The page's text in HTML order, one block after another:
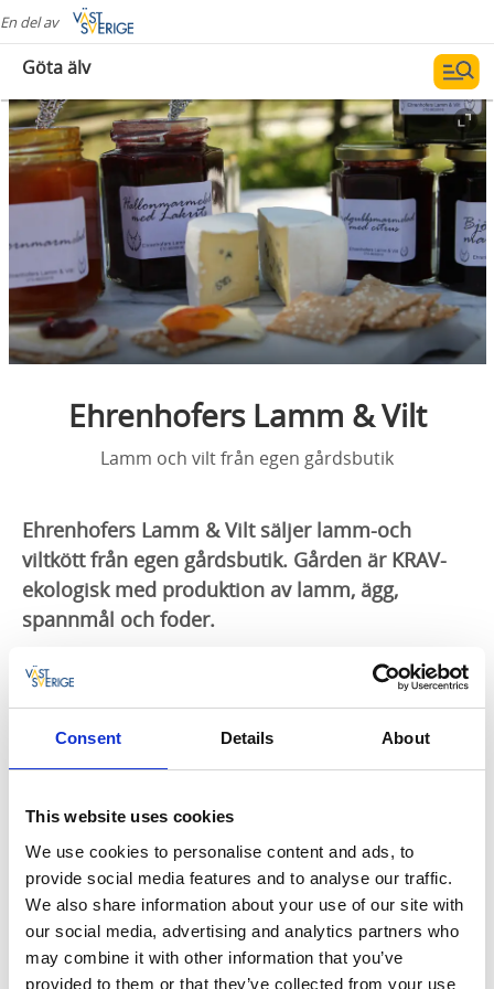
Consent Details About
This website uses cookies
We use cookies to personalise content and ads, to
provide social media features and to analyse our traffic.
We also share information about your use of our site with
our social media, advertising and analytics partners who
may combine it with other information that you’ve
provided to them or that they’ve collected from your use
En del av
Göta älv
Ehrenhofers Lamm & Vilt
Lamm och vilt från egen gårdsbutik
Ehrenhofers Lamm & Vilt säljer lamm-och
viltkött från egen gårdsbutik. Gården är KRAV-
ekologisk med produktion av lamm, ägg,
spannmål och foder.
Ehrenhofers Lamm och Vilt har även uppfödning av
Wachtelhund, Bayersk Viltspårhund och Finullsfår.
skytte.
I gårdbutiken hittar du också ett urval av egna
marmelader, kryddblandningar med bland annat
ramslök, oljor och fårskinn.
Om oss - John-Fredrik och Eva-Maria